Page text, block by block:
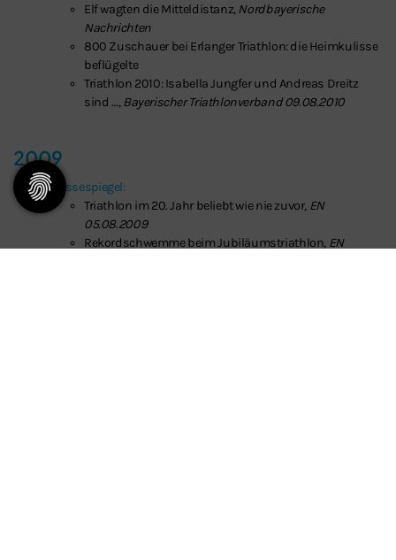
Elf wagten die Mitteldistanz,Nordbayerische
Nachrichten
800 Zuschauer bei Erlanger Triathlon: die Heimkulisse
beflügelte
Triathlon 2010: Isabella Jungfer und Andreas Dreitz
sind …,Bayerischer Triathlonverband 09.08.2010
2009
Pressespiegel:
Triathlon im 20. Jahr beliebt wie nie zuvor, EN
05.08.2009
Rekordschwemme beim Jubiläumstriathlon, EN